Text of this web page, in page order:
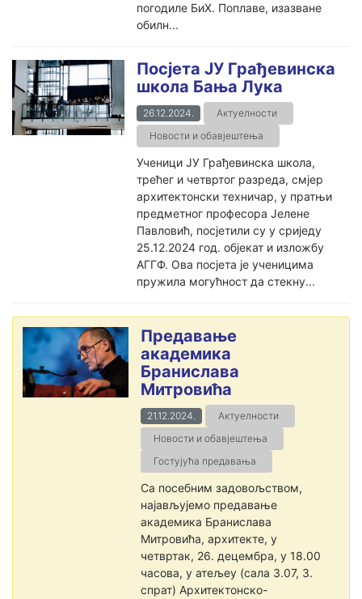
погодиле БиХ. Поплаве, изазване
обилн...
Посјета ЈУ Грађевинска
школа Бања Лука
26.12.2024.
Актуелности
Новости и обавјештења
Ученици ЈУ Грађевинска школа,
трећег и четвртог разреда, смјер
архитектонски техничар, у пратњи
предметног професора Јелене
Павловић, посјетили су у сриједу
25.12.2024 год. објекат и изложбу
АГГФ. Ова посјета је ученицима
пружила могућност да стекну...
Предавање
академика
Бранислава
Митровића
21.12.2024.
Актуелности
Новости и обавјештења
Гостујућа предавања
Са посебним задовољством,
најављујемо предавање
академика Бранислава
Митровића, архитекте, у
четвртак, 26. децембра, у 18.00
часова, у атељеу (сала 3.07, 3.
спрат) Архитектонско-